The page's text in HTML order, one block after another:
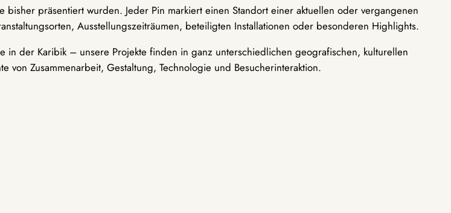
präsentiert wurden. Jeder Pin markiert einen Standort einer aktuellen oder vergangenen
Ausstellungszeiträumen, beteiligten Installationen oder besonderen Highlights.
der Karibik – unsere Projekte finden in ganz unterschiedlichen geografischen, kulturellen
von Zusammenarbeit, Gestaltung, Technologie und Besucherinteraktion.